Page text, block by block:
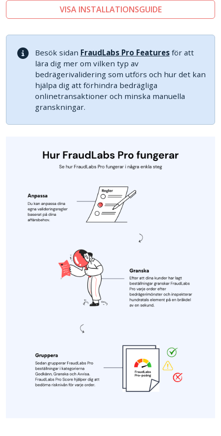
VISA INSTALLATIONSGUIDE
Besök sidan FraudLabs Pro Featuresför att
lära dig mer om vilken typ av
bedrägerivalidering som utförs och hur det kan
hjälpa dig att förhindra bedrägliga
onlinetransaktioner och minska manuella
granskningar.